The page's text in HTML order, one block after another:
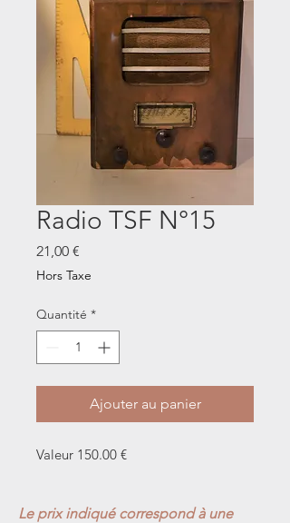
Radio TSF N°15
21,00 €
Hors Taxe
Quantité *
Ajouter au panier
Valeur 150.00 €
Le prix indiqué correspond à une